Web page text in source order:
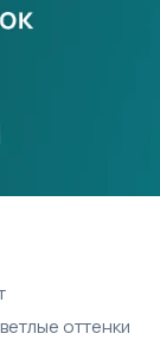
оттенки